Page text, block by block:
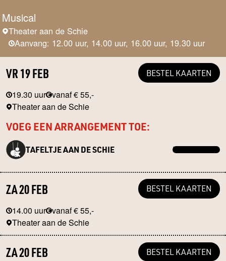
Musical
Theater aan de Schie
Aanvang: 12.00 uur, 14.00 uur, 16.00 uur, 19.30 uur
VR 19 FEB BESTEL KAARTEN
19.30 uur vanaf € 55,-
Theater aan de Schie
VOEG EEN ARRANGEMENT TOE:
TAFELTJE AAN DE SCHIE MEER INFO →
ZA 20 FEB BESTEL KAARTEN
14.00 uur vanaf € 55,-
Theater aan de Schie
ZA 20 FEB BESTEL KAARTEN